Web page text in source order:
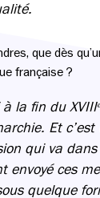
que dès
française ?
la fin du
Et c’est
qui va dans
ces
quelque